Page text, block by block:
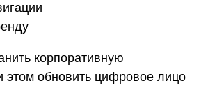
корпоративную
этом обновить цифровое лицо